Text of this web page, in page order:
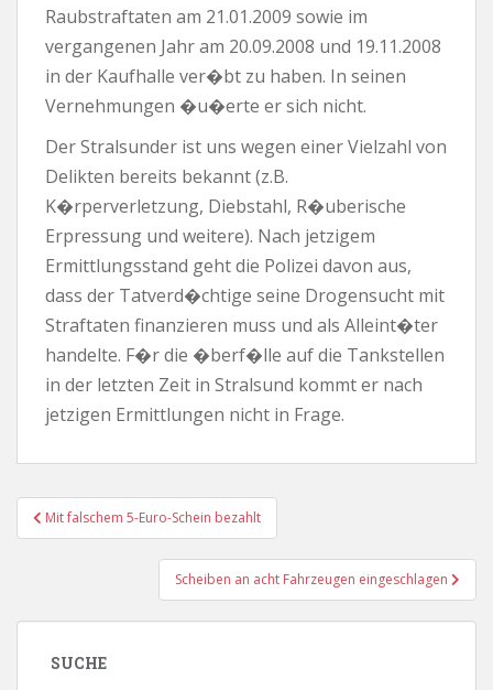
Raubstraftaten am 21.01.2009 sowie im
vergangenen Jahr am 20.09.2008 und 19.11.2008
in der Kaufhalle ver�bt zu haben. In seinen
Vernehmungen �u�erte er sich nicht.
Der Stralsunder ist uns wegen einer Vielzahl von
Delikten bereits bekannt (z.B.
K�rperverletzung, Diebstahl, R�uberische
Erpressung und weitere). Nach jetzigem
Ermittlungsstand geht die Polizei davon aus,
dass der Tatverd�chtige seine Drogensucht mit
Straftaten finanzieren muss und als Alleint�ter
handelte. F�r die �berf�lle auf die Tankstellen
in der letzten Zeit in Stralsund kommt er nach
jetzigen Ermittlungen nicht in Frage.
Beitragsnavigation
Mit falschem 5-Euro-Schein bezahlt
Scheiben an acht Fahrzeugen eingeschlagen
SUCHE